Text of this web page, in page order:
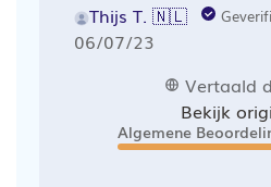
Thijs T. 🇳🇱
Publicatiedatum
06/07/23
Vertaald
Bekijk
Algemene